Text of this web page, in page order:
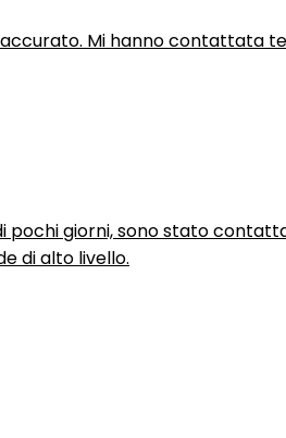
Mi hanno contattata
giorni, sono stato
di alto livello.